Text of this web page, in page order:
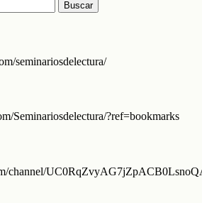
seminariosdelectura/
Seminariosdelectura/?ref=bookmarks
channel/